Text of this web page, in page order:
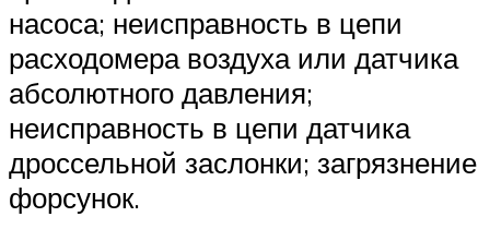
насоса; неисправность в цепи
расходомера воздуха или датчика
абсолютного давления;
неисправность в цепи датчика
дроссельной заслонки; загрязнение
форсунок.